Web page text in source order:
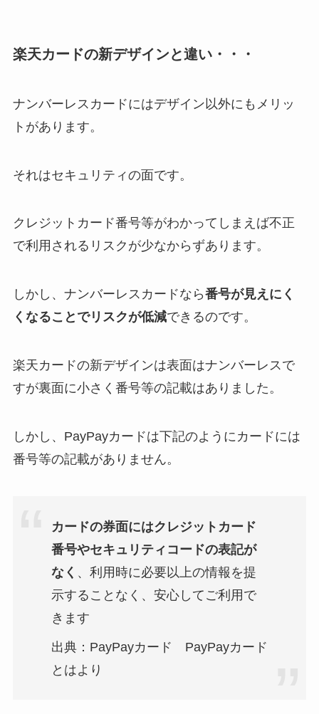
楽天カードの新デザインと違い・・・
ナンバーレスカードにはデザイン以外にもメリッ
トがあります。
それはセキュリティの面です。
クレジットカード番号等がわかってしまえば不正
で利用されるリスクが少なからずあります。
しかし、ナンバーレスカードなら番号が見えにく
くなることでリスクが低減できるのです。
楽天カードの新デザインは表面はナンバーレスで
すが裏面に小さく番号等の記載はありました。
しかし、PayPayカードは下記のようにカードには
番号等の記載がありません。
カードの券面にはクレジットカード
番号やセキュリティコードの表記が
なく 、利用時に必要以上の情報を提
示することなく、安心してご利用で
きます
出典：PayPayカード PayPayカード
とはより